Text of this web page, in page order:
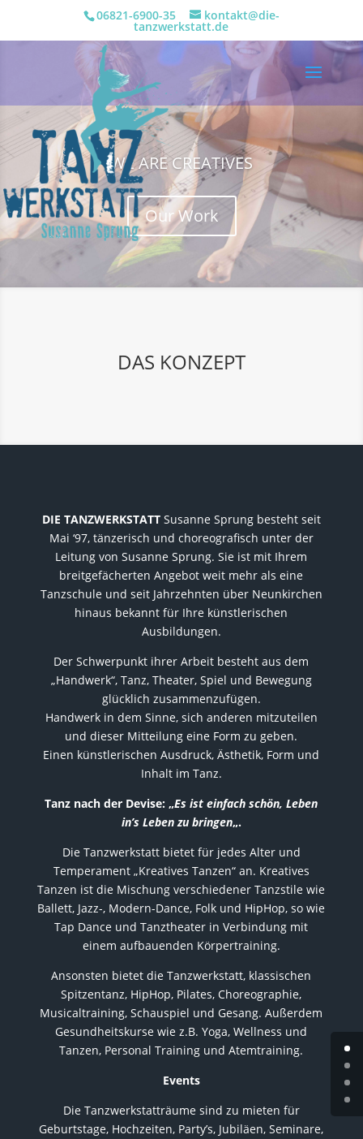
06821-6900-35 kontakt@die-
tanzwerkstatt.de
WE ARE CREATIVES
Our Work
DAS KONZEPT
DIE TANZWERKSTATTSusanne Sprung besteht seit
Mai ‘97, tänzerisch und choreografisch unter der
Leitung von Susanne Sprung. Sie ist mit Ihrem
breitgefächerten Angebot weit mehr als eine
Tanzschule und seit Jahrzehnten über Neunkirchen
hinaus bekannt für Ihre künstlerischen
Ausbildungen.
Der Schwerpunkt ihrer Arbeit besteht aus dem
„Handwerk“, Tanz, Theater, Spiel und Bewegung
glücklich zusammenzufügen.
Handwerk in dem Sinne, sich anderen mitzuteilen
und dieser Mitteilung eine Form zu geben.
Einen künstlerischen Ausdruck, Ästhetik, Form und
Inhalt im Tanz.
Tanz nach der Devise: „Es ist einfach schön, Leben
in’s Leben zu bringen„.
Die Tanzwerkstatt bietet für jedes Alter und
Temperament „Kreatives Tanzen“ an. Kreatives
Tanzen ist die Mischung verschiedener Tanzstile wie
Ballett, Jazz-, Modern-Dance, Folk und HipHop, so wie
Tap Dance und Tanztheater in Verbindung mit
einem aufbauenden Körpertraining.
Ansonsten bietet die Tanzwerkstatt, klassischen
Spitzentanz, HipHop, Pilates, Choreographie,
Musicaltraining, Schauspiel und Gesang. Außerdem
Gesundheitskurse wie z.B. Yoga, Wellness und
Tanzen, Personal Training und Atemtraining.
Events
Die Tanzwerkstatträume sind zu mieten für
Geburtstage, Hochzeiten, Party’s, Jubiläen, Seminare,